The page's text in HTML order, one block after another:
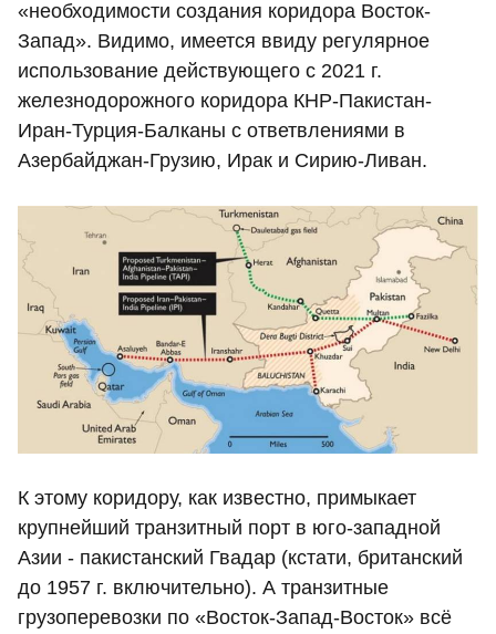
«необходимости создания коридора Восток-
Запад». Видимо, имеется ввиду регулярное
использование действующего с 2021 г.
железнодорожного коридора КНР-Пакистан-
Иран-Турция-Балканы с ответвлениями в
Азербайджан-Грузию, Ирак и Сирию-Ливан.
К этому коридору, как известно, примыкает
крупнейший транзитный порт в юго-западной
Азии - пакистанский Гвадар (кстати, британский
до 1957 г. включительно). А транзитные
грузоперевозки по «Восток-Запад-Восток» всё